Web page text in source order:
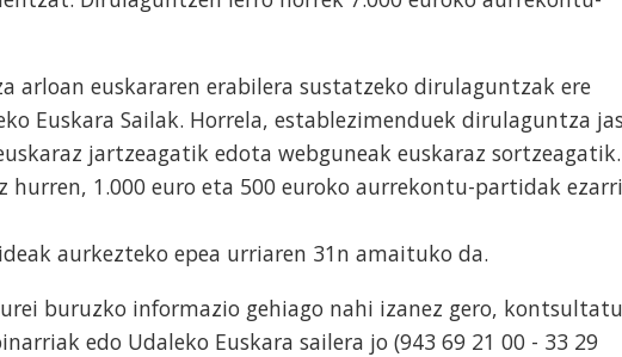
arloan euskararen erabilera sustatzeko dirulaguntzak ere
Euskara Sailak. Horrela, establezimenduek dirulaguntza
jartzeagatik edota webguneak euskaraz sortzeagatik.
hurren, 1.000 euro eta 500 euroko aurrekontu-partidak ezarri
aurkezteko epea urriaren 31n amaituko da.
buruzko informazio gehiago nahi izanez gero, kontsultatu
edo Udaleko Euskara sailera jo (943 69 21 00 - 33 29